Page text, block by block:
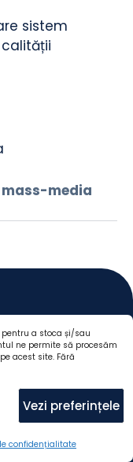
a stoca și/sau
ne permite să procesăm
acest site. Fără
Vezi preferințele
confidențialitate
sistem
media
online